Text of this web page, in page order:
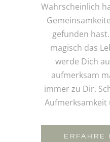
Wahrscheinlich
gefunden
magisch das
werde Dich
aufmerksam
immer zu Dir.
Aufmerksamkeit
ERFAHRE